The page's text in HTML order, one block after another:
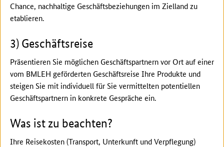
Chance, nachhaltige Geschäftsbeziehungen im Zielland zu
etablieren.
3) Geschäftsreise
Präsentieren Sie möglichen Geschäftspartnern vor Ort auf einer
vom BMLEH geförderten Geschäftsreise Ihre Produkte und
steigen Sie mit individuell für Sie vermittelten potentiellen
Geschäftspartnern in konkrete Gespräche ein.
Was ist zu beachten?
Ihre Reisekosten (Transport, Unterkunft und Verpflegung)